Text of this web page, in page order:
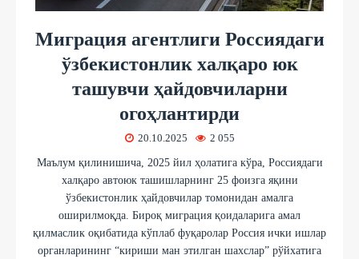
Миграция агентлиги Россиядаги
ўзбекистонлик халқаро юк
ташувчи ҳайдовчиларни
огоҳлантирди
20.10.2025 2 055
Маълум қилинишича, 2025 йил ҳолатига кўра, Россиядаги
халқаро автоюк ташишларнинг 25 фоизга яқини
ўзбекистонлик ҳайдовчилар томонидан амалга
оширилмоқда. Бироқ миграция қоидаларига амал
қилмаслик оқибатида кўплаб фуқаролар Россия ички ишлар
органларининг “кириши ман этилган шахслар” рўйхатига